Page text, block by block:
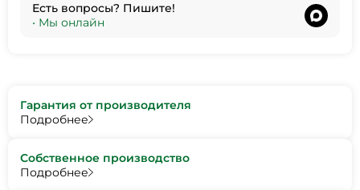
Есть вопросы? Пишите!
• Мы онлайн
Гарантия от производителя
Подробнее
Собственное производство
Подробнее